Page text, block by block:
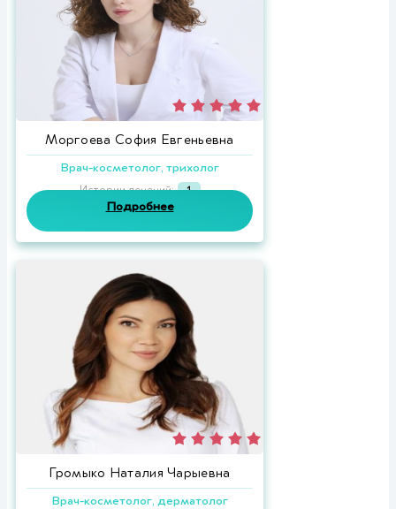
Моргоева София Евгеньевна
Врач-косметолог, трихолог
Истории лечений: 1
Подробнее
Громыко Наталия Чарыевна
Врач-косметолог, дерматолог